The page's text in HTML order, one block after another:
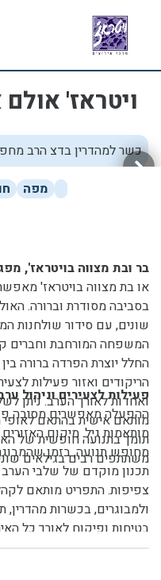
ויטראז' אולם
כשר למהדרין בדצ הרב
מפה
בר ובת מצווה בויטראז',
או בת מצווה בויטראז'
בסביבה מסודרת וברורה.
שונים, עם סידור שולחנות
המשפחה המורחבת וחברים
החלל יוצרת הפרדה ברורה
הריקודים ואזור פעילות
ואחדות לאורך הערב. ניתן
מותאם אישית בהתאם
תומך בתנועה חופשית של
משתתפים רבים בגילאים
פעילות לצעירים וניהול
מותאמות גיל. מיקום
מחופש תנועה, בזמן
תכנון מוקדם של שלבי הערב
צפיפות. התפריט מותאם לקהל
ולמבוגרים, בכשרות
בטיחות ופיקוח לאורך כל